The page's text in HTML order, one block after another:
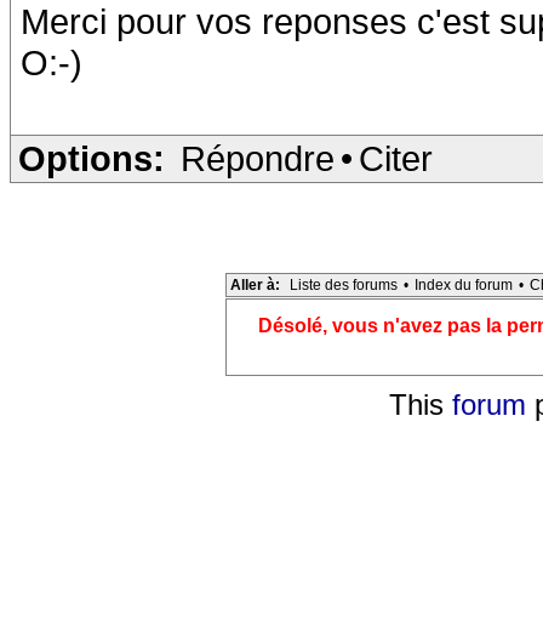
Merci pour vos reponses c'est
O:-)
Options: Répondre • Citer
Aller à: Liste des forums • Index du forum •
Désolé, vous n'avez pas la
This forum